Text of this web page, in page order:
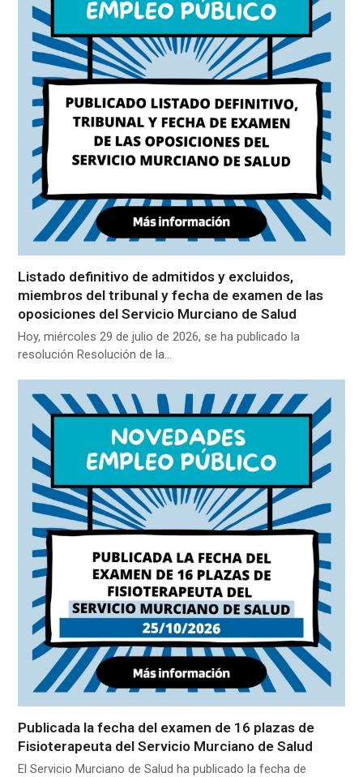
Listado definitivo de admitidos y excluidos,
miembros del tribunal y fecha de examen de las
oposiciones del Servicio Murciano de Salud
Hoy, miércoles 29 de julio de 2026, se ha publicado la
resolución Resolución de la…
Publicada la fecha del examen de 16 plazas de
Fisioterapeuta del Servicio Murciano de Salud
El Servicio Murciano de Salud ha publicado la fecha de